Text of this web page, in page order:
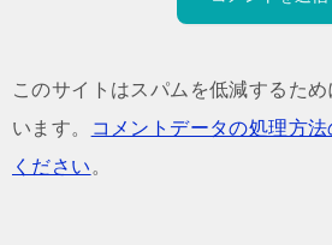
このサイトはスパムを低減するた
います。
コメントデータの処理方
ください 。